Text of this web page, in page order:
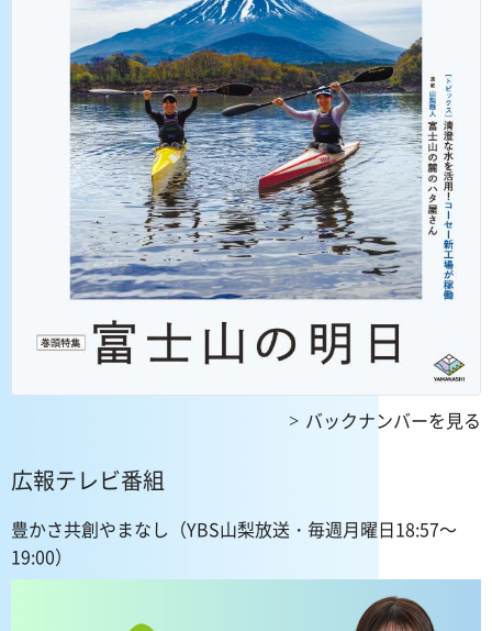
バックナンバーを見る
広報テレビ番組
豊かさ共創やまなし（YBS山梨放送・毎週月曜日18:57～
19:00）